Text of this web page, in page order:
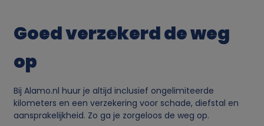
Goed verzekerd de weg
op
Bij Alamo.nl huur je altijd inclusief ongelimiteerde
kilometers en een verzekering voor schade, diefstal en
aansprakelijkheid. Zo ga je zorgeloos de weg op.
a
n
p
e